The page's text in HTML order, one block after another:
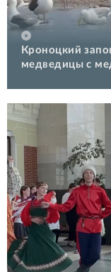
Кроноцкий
медведицы с